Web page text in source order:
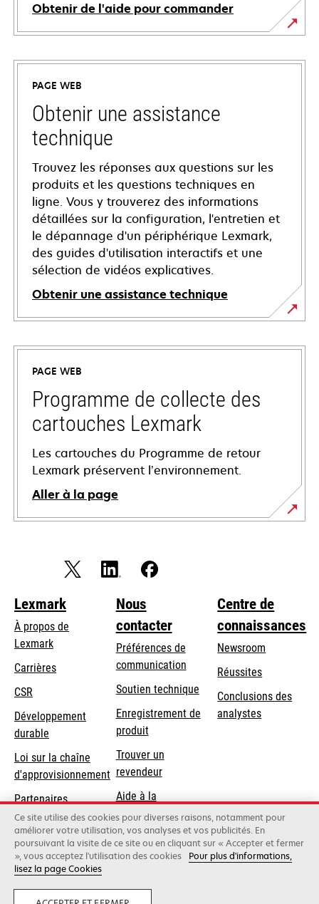
Obtenir de l'aide pour commander
PAGE WEB
Obtenir une assistance
technique
Trouvez les réponses aux questions sur les
produits et les questions techniques en
ligne. Vous y trouverez des informations
détaillées sur la configuration, l'entretien et
le dépannage d'un périphérique Lexmark,
des guides d'utilisation interactifs et une
sélection de vidéos explicatives.
Obtenir une assistance technique
s’ouvre
dans
nouvel
onglet
PAGE WEB
Programme de collecte des
cartouches Lexmark
Les cartouches du Programme de retour
Lexmark préservent l’environnement.
Aller à la page
Lexmark
À propos de
Lexmark
Carrières
CSR
Développement
durable
Loi sur la chaîne
d'approvisionnement
Partenaires
Lexmark
Nous
contacter
Préférences de
communication
s’ouvre
dans
un
nouvel
onglet
Soutien techniques’ouvre
dans
un
Enregistrement de
produit
Trouver un
revendeur
Aide à la
Commande
Centre de
connaissances
Newsroom
Réussites
Conclusions des
analystes
Lexmark International, Inc., une société Xerox
©2026 Tous droits réservés.
Ce site utilise des cookies pour diverses raisons, notamment pour
améliorer votre utilisation, vos analyses et vos publicités. En
poursuivant la visite de ce site ou en cliquant sur « Accepter et fermer
», vous acceptez l'utilisation des cookies
Pour plus d'informations,
lisez la page Cookies